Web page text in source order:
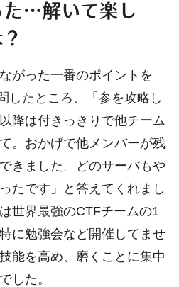
た…解いて楽し
がった一番のポイントを
したところ、「参を攻略し
降は付きっきりで他チーム
。おかげで他メンバーが残
きました。どのサーバもや
たです」と答えてくれまし
世界最強のCTFチームの1
に勉強会など開催してませ
能を高め、磨くことに集中
した。